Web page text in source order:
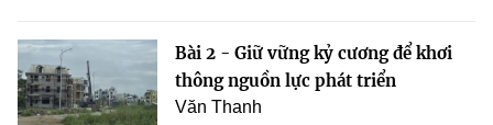
Bài 2 - Giữ vững kỷ cương để khơi
thông nguồn lực phát triển
Văn Thanh